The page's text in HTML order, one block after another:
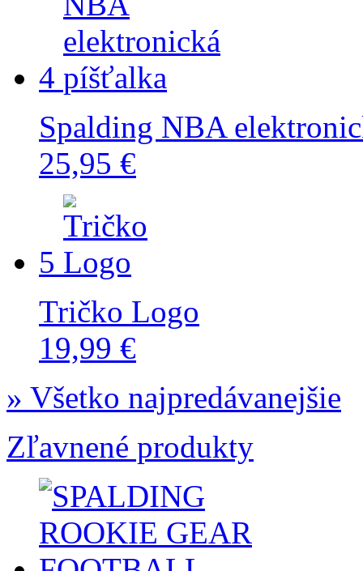
4
Spalding NBA
25,95 €
5
Tričko Logo
19,99 €
» Všetko najpredávanejšie
Zľavnené produkty